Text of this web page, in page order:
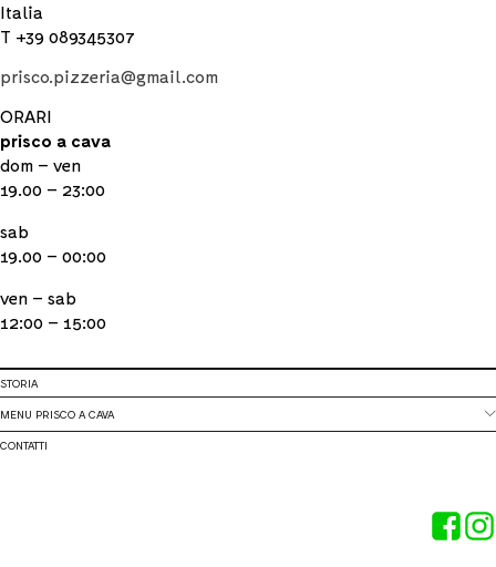
Italia
T +39 089345307
prisco.pizzeria@gmail.com
ORARI
prisco a cava
dom – ven
19.00 – 23:00
sab
19.00 – 00:00
ven – sab
12:00 – 15:00
STORIA
MENU PRISCO A CAVA
CONTATTI